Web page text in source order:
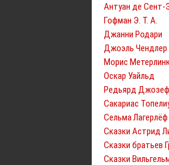
Антуан де Сент-
Гофман Э. Т. А.
Джанни Родари
Джоэль Чендлер
Морис
Оскар Уайльд
Редьярд Джозеф
Сакариас
Сельма Лагерлёф
Сказки Астрид
Сказки братьев
Сказки